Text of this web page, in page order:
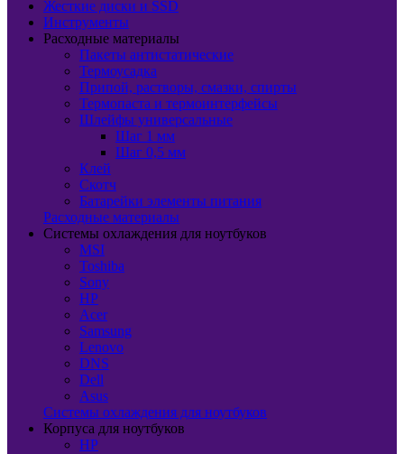
Жесткие диски и SSD
Инструменты
Расходные материалы
Пакеты антистатические
Термоусадка
Припой, растворы, смазки, спирты
Термопаста и термоинтерфейсы
Шлейфы универсальные
Шаг 1 мм
Шаг 0,5 мм
Клей
Скотч
Батарейки элементы питания
Расходные материалы
Системы охлаждения для ноутбуков
MSI
Toshiba
Sony
HP
Acer
Samsung
Lenovo
DNS
Dell
Asus
Системы охлаждения для ноутбуков
Корпуса для ноутбуков
HP